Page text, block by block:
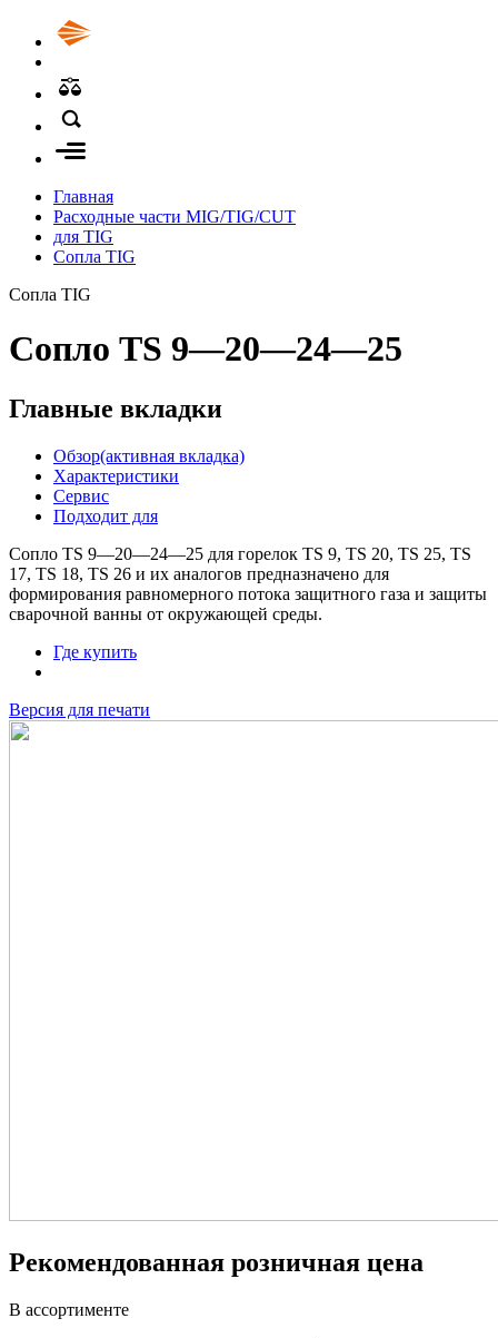
Главная
Расходные части MIG/TIG/CUT
для TIG
Сопла TIG
Сопла TIG
Сопло TS 9—20—24—25
Главные вкладки
Обзор(активная вкладка)
Характеристики
Сервис
Подходит для
Сопло TS 9—20—24—25 для горелок TS 9, TS 20, TS 25, TS
17, TS 18, TS 26 и их аналогов предназначено для
формирования равномерного потока защитного газа и защиты
сварочной ванны от окружающей среды.
Где купить
Версия для печати
Рекомендованная розничная цена
В ассортименте